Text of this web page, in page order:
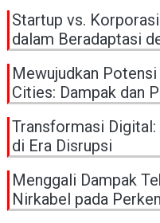
Startup vs.
dalam Beradaptasi
Mewujudkan
Cities: Dampak dan
Transformasi
di Era Disrupsi
Menggali Dampak
Nirkabel pada